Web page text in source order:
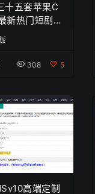
十五套苹果C
新热门短剧模
308 5
高端定制